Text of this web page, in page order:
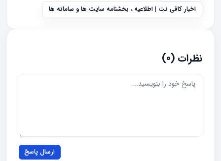
اخبار کافی نت | اطلاعیه ، بخشنامه سایت ها و سامانه ها
نظرات (0)
ارسال پاسخ